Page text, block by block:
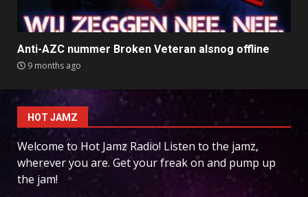
Anti-AZC nummer Broken Veteran alsnog offline
9 months ago
HOT JAMZ
Welcome to Hot Jamz Radio! Listen to the jamz,
wherever you are. Get your freak on and pump up
the jam!